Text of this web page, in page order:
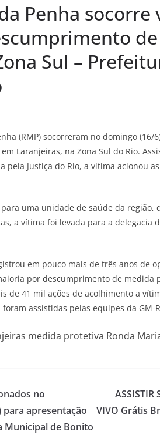
Penha
Sul –
(RMP) socorreram no domingo
Laranjeiras, na Zona Sul do Rio.
Justiça do Rio, a vítima acionou
uma unidade de saúde da região,
a vítima foi levada para a delegacia
em pouco mais de três anos de
por descumprimento de medida
de 41 mil ações de acolhimento a
assistidas pelas equipes da GM-
medida protetiva Ronda
no
para apresentação
Municipal de Bonito
VIVO Grátis